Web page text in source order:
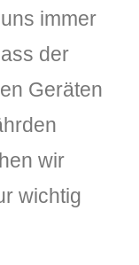
immer
der
Geräten
wir
wichtig